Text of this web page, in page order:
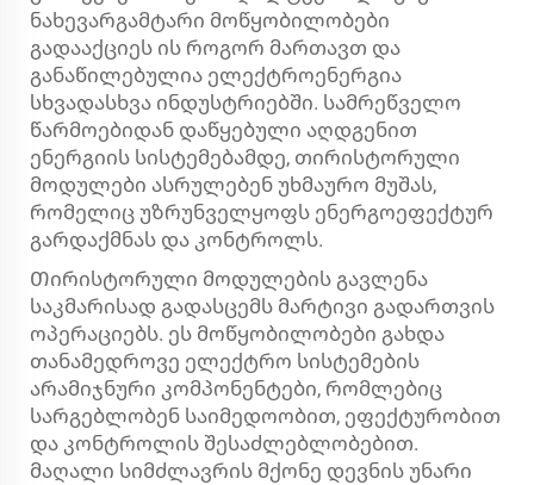
ნახევარგამტარი მოწყობილობები
გადააქციეს ის როგორ მართავთ და
განაწილებულია ელექტროენერგია
სხვადასხვა ინდუსტრიებში. სამრეწველო
წარმოებიდან დაწყებული აღდგენით
ენერგიის სისტემებამდე, თირისტორული
მოდულები ასრულებენ უხმაურო მუშას,
რომელიც უზრუნველყოფს ენერგოეფექტურ
გარდაქმნას და კონტროლს.
Თირისტორული მოდულების გავლენა
საკმარისად გადასცემს მარტივი გადართვის
ოპერაციებს. ეს მოწყობილობები გახდა
თანამედროვე ელექტრო სისტემების
არამიჯნური კომპონენტები, რომლებიც
სარგებლობენ საიმედოობით, ეფექტურობით
და კონტროლის შესაძლებლობებით.
მაღალი სიმძლავრის მქონე დევნის უნარი